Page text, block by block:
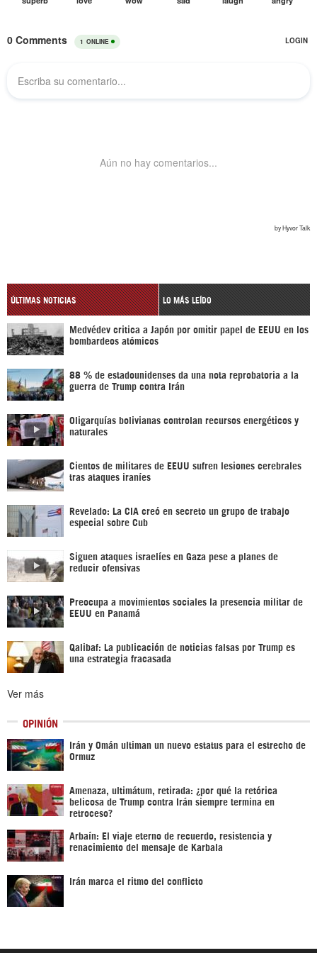
ÚLTIMAS NOTICIAS LO MÁS LEÍDO
Medvédev critica a Japón por omitir papel de EEUU en los
bombardeos atómicos
88 % de estadounidenses da una nota reprobatoria a la
guerra de Trump contra Irán
Oligarquías bolivianas controlan recursos energéticos y
naturales
Cientos de militares de EEUU sufren lesiones cerebrales
tras ataques iraníes
Revelado: La CIA creó en secreto un grupo de trabajo
especial sobre Cub
Siguen ataques israelíes en Gaza pese a planes de
reducir ofensivas
Preocupa a movimientos sociales la presencia militar de
EEUU en Panamá
Qalibaf: La publicación de noticias falsas por Trump es
una estrategia fracasada
Ver más
OPINIÓN
Irán y Omán ultiman un nuevo estatus para el estrecho de
Ormuz
Amenaza, ultimátum, retirada: ¿por qué la retórica
belicosa de Trump contra Irán siempre termina en
retroceso?
Arbaín: El viaje eterno de recuerdo, resistencia y
renacimiento del mensaje de Karbala
Irán marca el ritmo del conflicto